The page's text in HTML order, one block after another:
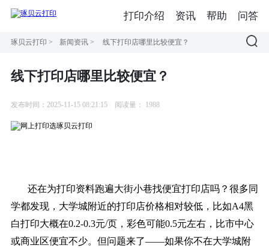
琢贝云打印 > 新闻资讯 > 线下打印店哪里比较便宜？
线下打印店哪里比较便宜？
发布时间：2025-11-15 08:21:15 阅读量： 1988
还在为打印资料跑遍大街小巷找便宜打印店吗？很多同
学都发现，大学城附近的打印店价格相对较低，比如A4黑
白打印大概在0.2-0.3元/页，彩色可能0.5元左右，比市中心
或商业区便宜不少。但问题来了——如果你不在大学城附
打印介绍 资讯 帮助 问答